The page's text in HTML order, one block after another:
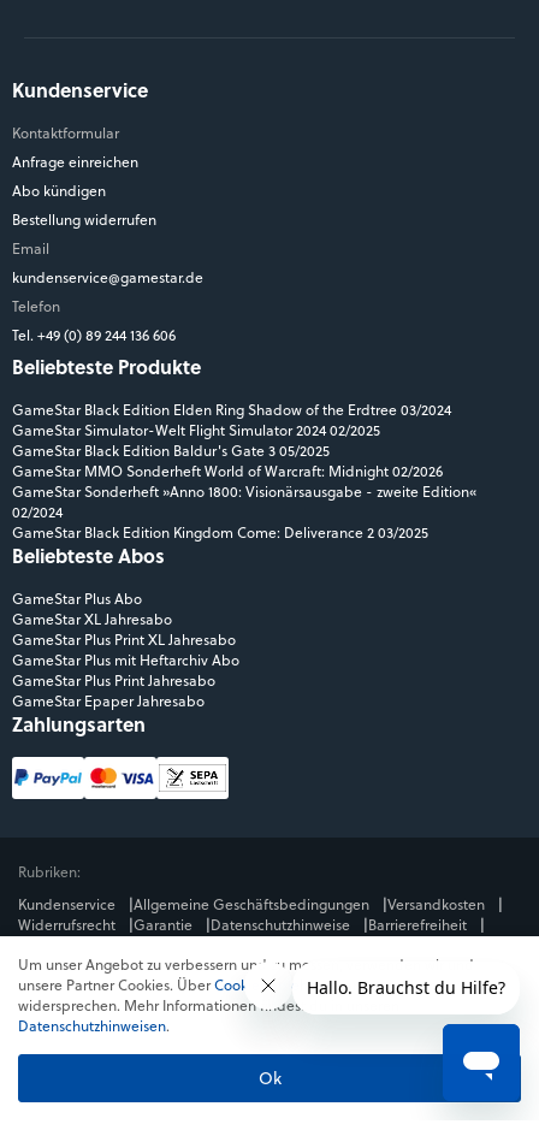
Kundenservice
Kontaktformular
Anfrage einreichen
Abo kündigen
Bestellung widerrufen
Email
kundenservice@gamestar.de
Telefon
Tel. +49 (0) 89 244 136 606
Beliebteste Produkte
GameStar Black Edition Elden Ring Shadow of the Erdtree 03/2024
GameStar Simulator-Welt Flight Simulator 2024 02/2025
GameStar Black Edition Baldur's Gate 3 05/2025
GameStar MMO Sonderheft World of Warcraft: Midnight 02/2026
GameStar Sonderheft »Anno 1800: Visionärsausgabe - zweite Edition«
02/2024
GameStar Black Edition Kingdom Come: Deliverance 2 03/2025
Beliebteste Abos
GameStar Plus Abo
GameStar XL Jahresabo
GameStar Plus Print XL Jahresabo
GameStar Plus mit Heftarchiv Abo
GameStar Plus Print Jahresabo
GameStar Epaper Jahresabo
Zahlungsarten
Rubriken:
Kundenservice
Allgemeine Geschäftsbedingungen
Versandkosten
Widerrufsrecht
Garantie Datenschutzhinweise
Barrierefreiheit
Mediengruppe:
GameStar
GamePro MeinMMO Get Hero
Jeuxvideo.com
© Webedia - alle Rechte vorbehalten
* Alle Preise enthalten die jeweilige Mehrwertsteuer. Gegebenenfalls fallen
an. Preise in Österreich und der Schweiz können abweichen.
Um unser Angebot zu verbessern und zu messen, verwenden wir und
unsere Partner Cookies. ÜberCookies ablehnenkannst du dem
widersprechen. Mehr Informationen findest du in unseren
Datenschutzhinweisen.
Ok